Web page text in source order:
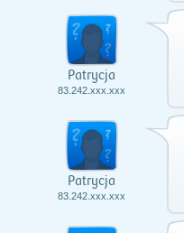
Patrycja
83.242.xxx.xxx
Patrycja
83.242.xxx.xxx